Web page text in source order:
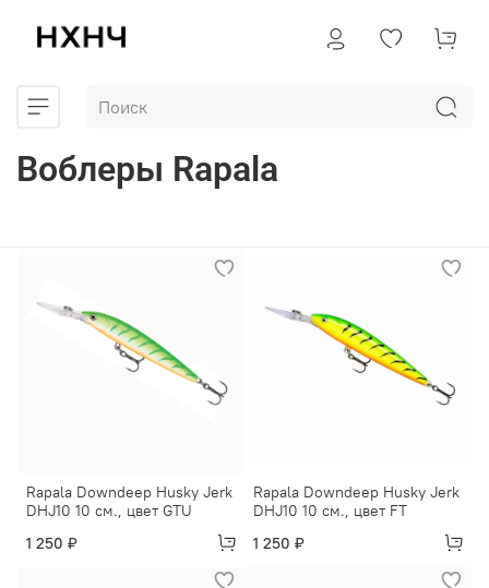
Воблеры Rapala
Rapala Downdeep Husky Jerk
DHJ10 10 см., цвет GTU
1 250 ₽
Rapala Downdeep Husky Jerk
DHJ10 10 см., цвет FT
1 250 ₽